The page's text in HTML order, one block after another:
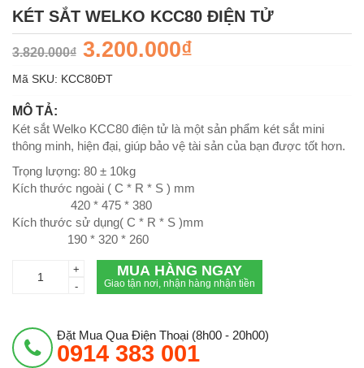
KÉT SẮT WELKO KCC80 ĐIỆN TỬ
3.820.000₫ 3.200.000₫
Mã SKU: KCC80ÐT
MÔ TẢ:
Két sắt Welko KCC80 điện tử là một sản phẩm két sắt mini
thông minh, hiện đại, giúp bảo vệ tài sản của bạn được tốt hơn.
Trọng lượng: 80 ± 10kg
Kích thước ngoài ( C * R * S ) mm
420 * 475 * 380
Kích thước sử dụng( C * R * S )mm
190 * 320 * 260
+
-
MUA HÀNG NGAY
Giao tận nơi, nhận hàng nhận tiền
Đặt Mua Qua Điện Thoại (8h00 - 20h00)
0914 383 001